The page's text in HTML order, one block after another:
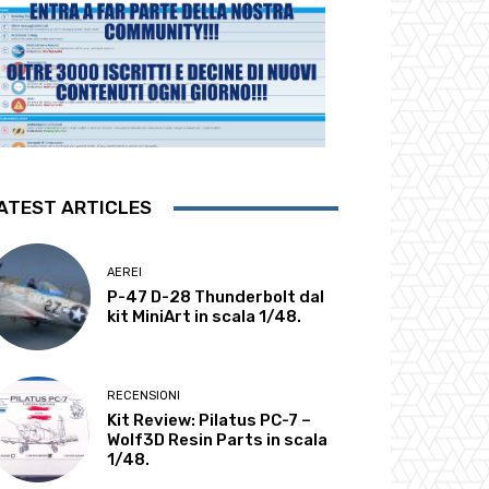
ARTICLES
AEREI
P-47 D-28 Thunderbolt dal
kit MiniArt in scala 1/48.
RECENSIONI
Kit Review: Pilatus PC-7 –
Wolf3D Resin Parts in scala
1/48.